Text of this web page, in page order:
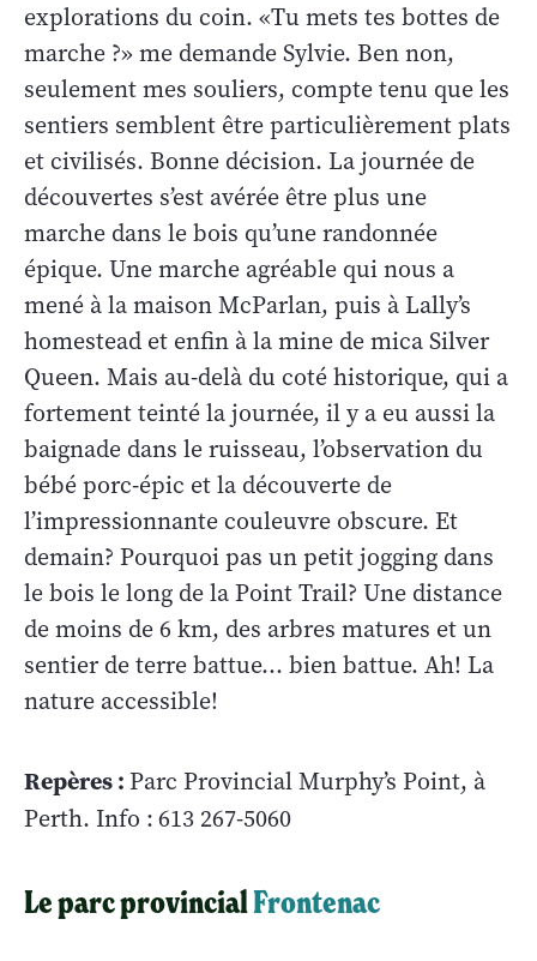
explorations du coin. «Tu mets tes bottes de
marche ?» me demande Sylvie. Ben non,
seulement mes souliers, compte tenu que les
sentiers semblent être particulièrement plats
et civilisés. Bonne décision. La journée de
découvertes s’est avérée être plus une
marche dans le bois qu’une randonnée
épique. Une marche agréable qui nous a
mené à la maison McParlan, puis à Lally’s
homestead et enfin à la mine de mica Silver
Queen. Mais au-delà du coté historique, qui a
fortement teinté la journée, il y a eu aussi la
baignade dans le ruisseau, l’observation du
bébé porc-épic et la découverte de
l’impressionnante couleuvre obscure. Et
demain? Pourquoi pas un petit jogging dans
le bois le long de la Point Trail? Une distance
de moins de 6 km, des arbres matures et un
sentier de terre battue… bien battue. Ah! La
nature accessible!
Repères : Parc Provincial Murphy’s Point, à
Perth. Info :613 267-5060
Le parc provincialFrontenac